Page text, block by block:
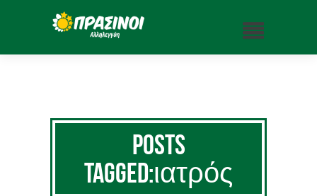
Posts
Tagged:ιατρός